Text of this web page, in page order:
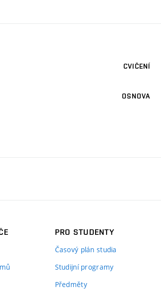
CVIČENÍ
OSNOVA
PRO STUDENTY
Časový plán studia
Studijní programy
Předměty